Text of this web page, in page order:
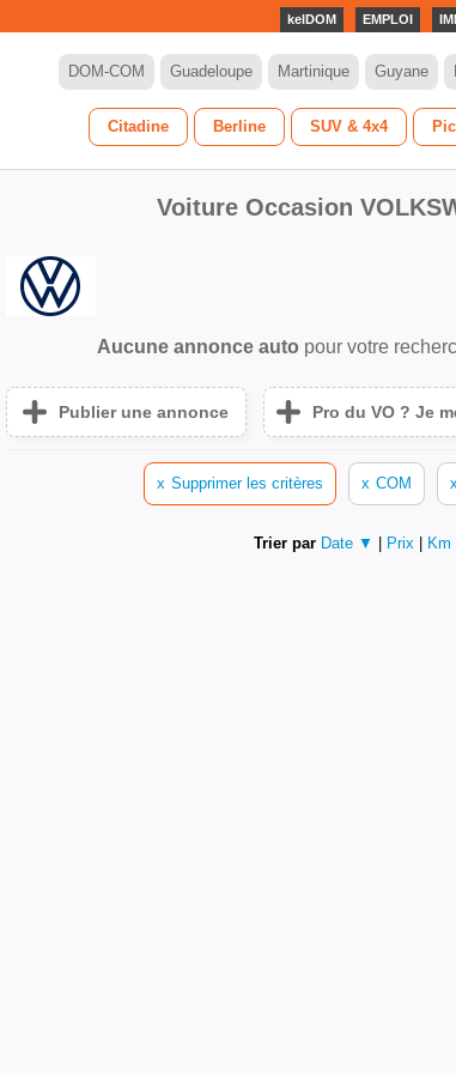
kelDOM EMPLOI
DOM-COM Guadeloupe Martinique Guyane
Citadine Berline SUV & 4x4
Voiture Occasion
Aucune annonce auto pour votre
Publier une annonce Pro du VO ? Je
x Supprimer les critères x COM
Trier par Date ▼ Prix Km